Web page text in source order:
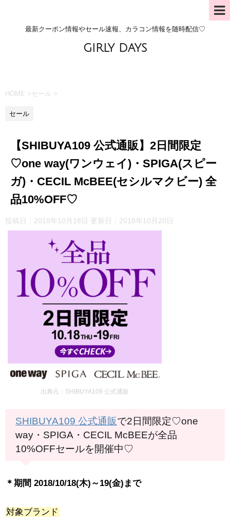
最新クーポン情報やセール速報、カラコン情報を随時配信♡
GIRLY DAYS
HOME >セール >
セール
【SHIBUYA109 公式通販】2日間限定
♡one way(ワンウェイ)・SPIGA(スピー
ガ)・CECIL McBEE(セシルマクビー) 全
品10%OFF♡
投稿日：2018年10月18日 更新日： 2018年10月20日
出典元：SHIBUYA109 公式通販
SHIBUYA109 公式通販で2日間限定♡one
way・SPIGA・CECIL McBEEが全品
10%OFFセールを開催中♡
＊期間 2018/10/18(木)～19(金)まで
対象ブランド